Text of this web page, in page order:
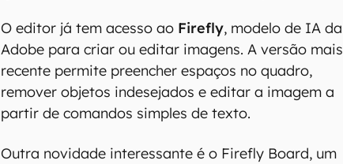
O editor já tem acesso ao Firefly, modelo de IA da
Adobe para criar ou editar imagens. A versão mais
recente permite preencher espaços no quadro,
remover objetos indesejados e editar a imagem a
partir de comandos simples de texto.
Outra novidade interessante é o Firefly Board, um